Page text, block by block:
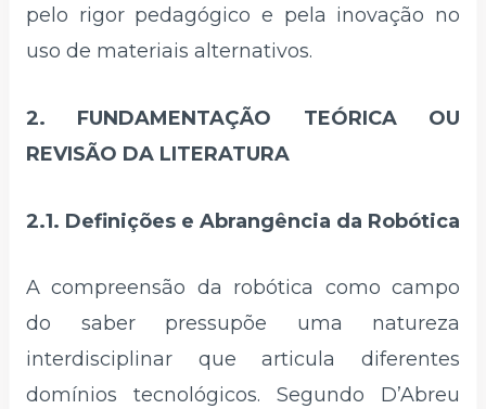
pelo rigor pedagógico e pela inovação no
uso de materiais alternativos.
2. FUNDAMENTAÇÃO TEÓRICA OU
REVISÃO DA LITERATURA
2.1. Definições e Abrangência da Robótica
A compreensão da robótica como campo
do saber pressupõe uma natureza
interdisciplinar que articula diferentes
domínios tecnológicos. Segundo D’Abreu